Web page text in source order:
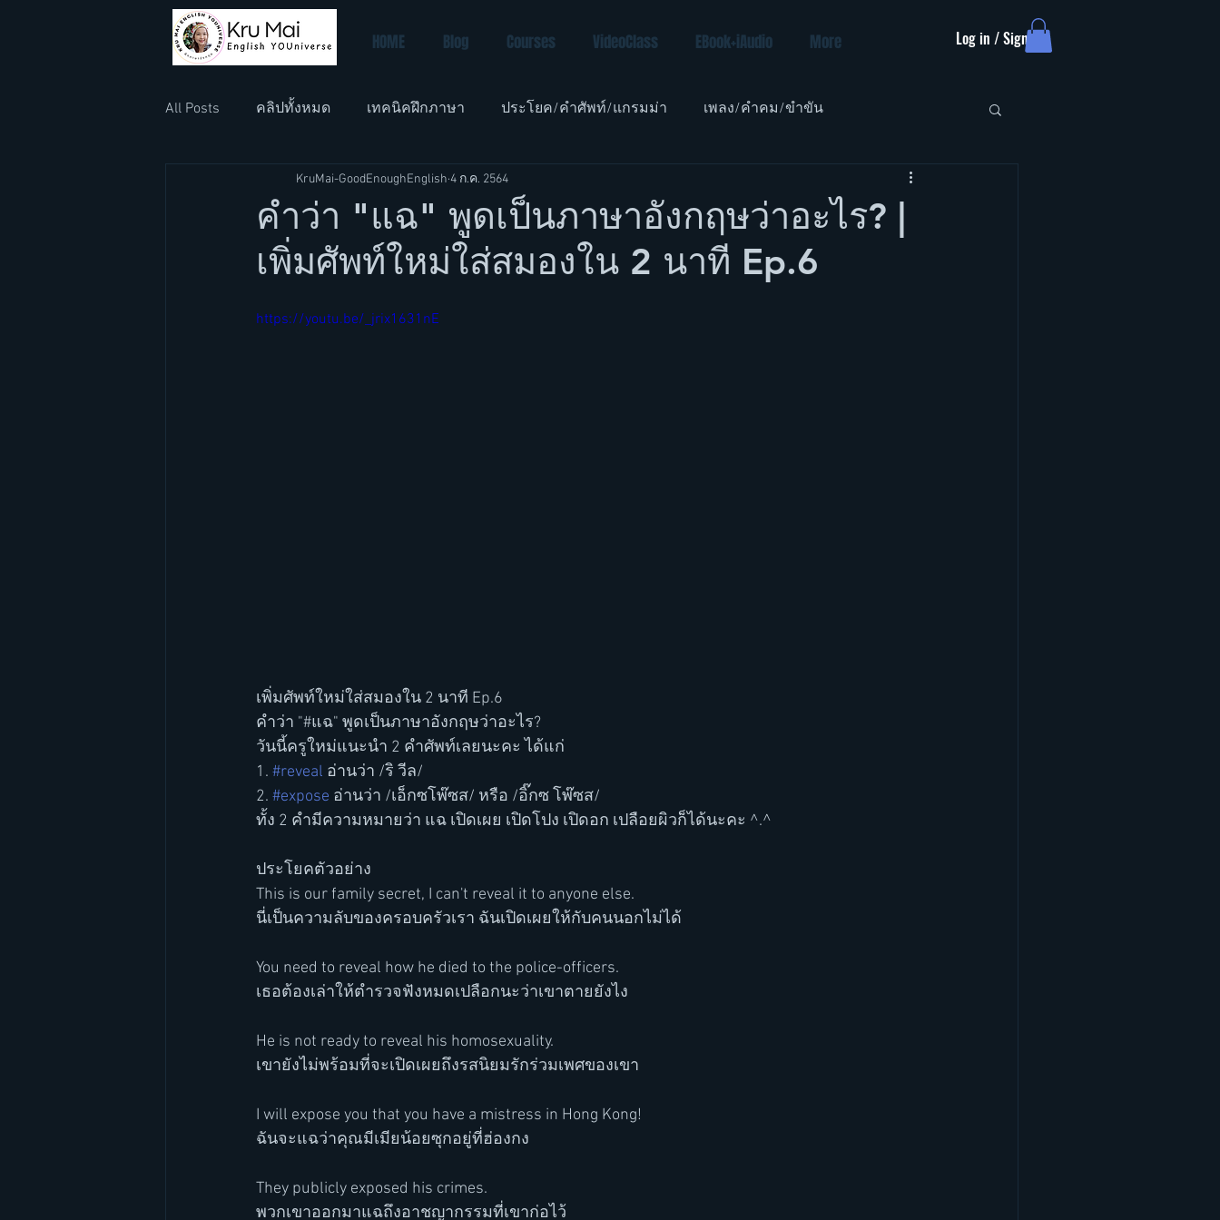
HOME Blog Courses VideoClass EBook+iAudio More Log in / Sign up
All Posts คลิปทั้งหมด เทคนิคฝึกภาษา ประโยค/คำศัพท์/แกรมม่า เพลง/คำคม/ขำขัน
ภาษาอังกฤษที่ทำงาน ภาษาอังกฤษเด็ก
คำว่า "แฉ" พูดเป็นภาษาอังกฤษว่าอะไร? |
เพิ่มศัพท์ใหม่ใส่สมองใน 2 นาที Ep.6
KruMai-GoodEnoughEnglish 4 ก.ค. 2564
https://youtu.be/_jrix1631nE
เพิ่มศัพท์ใหม่ใส่สมองใน 2 นาที Ep.6
คำว่า "#แฉ" พูดเป็นภาษาอังกฤษว่าอะไร?
วันนี้ครูใหม่แนะนำ 2 คำศัพท์เลยนะคะ ได้แก่
1. #reveal อ่านว่า /ริ วีล/
2. #expose อ่านว่า /เอ็กซโพ๊ซส/ หรือ /อิ๊กซ โพ๊ซส/
ทั้ง 2 คำมีความหมายว่า แฉ เปิดเผย เปิดโปง เปิดอก เปลือยผิวก็ได้นะคะ ^.^
ประโยคตัวอย่าง
This is our family secret, I can't reveal it to anyone else.
นี่เป็นความลับของครอบครัวเรา ฉันเปิดเผยให้กับคนนอกไม่ได้
You need to reveal how he died to the police-officers.
เธอต้องเล่าให้ตำรวจฟังหมดเปลือกนะว่าเขาตายยังไง
He is not ready to reveal his homosexuality.
เขายังไม่พร้อมที่จะเปิดเผยถึงรสนิยมรักร่วมเพศของเขา
I will expose you that you have a mistress in Hong Kong!
ฉันจะแฉว่าคุณมีเมียน้อยซุกอยู่ที่ฮ่องกง
They publicly exposed his crimes.
พวกเขาออกมาแฉถึงอาชญากรรมที่เขาก่อไว้